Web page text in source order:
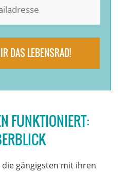
DAS LEBENSRAD!
FUNKTIONIERT:
die gängigsten mit ihren